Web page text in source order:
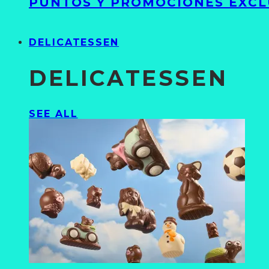
DELICATESSEN
DELICATESSEN
SEE ALL